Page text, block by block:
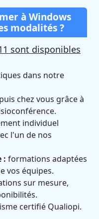
à Windows
modalités ?
sont disponibles
dans notre
chez vous grâce à
individuel
l'un de nos
: formations adaptées
vos équipes.
sur mesure,
certifié Qualiopi.